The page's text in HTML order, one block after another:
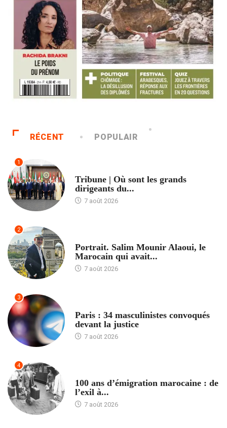
RÉCENT POPULAIR
1
Tribune | Où sont les grands
dirigeants du...
7 août 2026
2
Portrait. Salim Mounir Alaoui, le
Marocain qui avait...
7 août 2026
3
Paris : 34 masculinistes convoqués
devant la justice
7 août 2026
4
100 ans d’émigration marocaine : de
l’exil à...
7 août 2026